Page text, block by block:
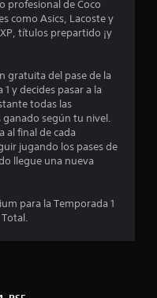
d
o
:
2
.
7
profesional de Coco
como Asics, Lacoste y
títulos prepartido ¡y
gratuita del pase de la
y decides pasar a la
todas las
según tu nivel.
al final de cada
jugando los pases de
llegue una nueva
para la Temporada 1